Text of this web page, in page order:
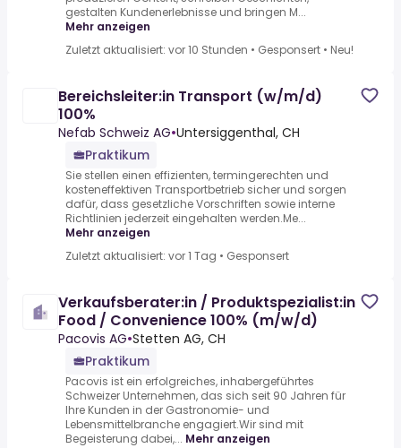
gestalten Kundenerlebnisse und bringen M...
Mehr anzeigen
Zuletzt aktualisiert: vor 10 Stunden • Gesponsert • Neu!
Bereichsleiter:in Transport (w/m/d)
100%
Nefab Schweiz AG•Untersiggenthal, CH
Praktikum
Sie stellen einen effizienten, termingerechten und
kosteneffektiven Transportbetrieb sicher und sorgen
dafür, dass gesetzliche Vorschriften sowie interne
Richtlinien jederzeit eingehalten werden.Me...
Mehr anzeigen
Zuletzt aktualisiert: vor 1 Tag • Gesponsert
Verkaufsberater:in / Produktspezialist:in
Food / Convenience 100% (m/w/d)
Pacovis AG•Stetten AG, CH
Praktikum
Pacovis ist ein erfolgreiches, inhabergeführtes
Schweizer Unternehmen, das sich seit 90 Jahren für
Ihre Kunden in der Gastronomie- und
Lebensmittelbranche engagiert.Wir sind mit
Begeisterung dabei,... Mehr anzeigen